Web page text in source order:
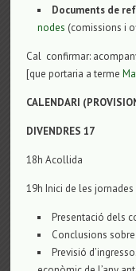
Documents de
nodes (comissions i
Cal confirmar:
[que portaria a terme
CALENDARI
DIVENDRES 17
18h Acollida
19h Inici de les jornades
Presentació dels
Conclusions
Previsió